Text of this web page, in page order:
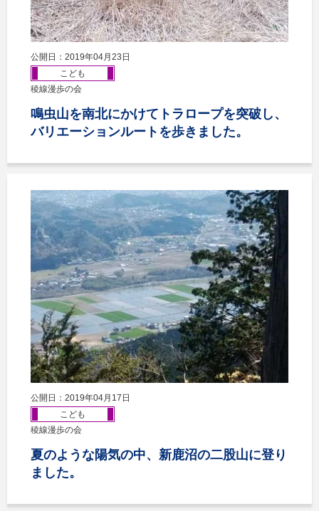
公開日：2019年04月23日
こども
稜線漫歩の会
鳴虫山を南北にかけてトラロープを突破し、
バリエーションルートを歩きました。
公開日：2019年04月17日
こども
稜線漫歩の会
夏のような陽気の中、新鹿沼の二股山に登り
ました。